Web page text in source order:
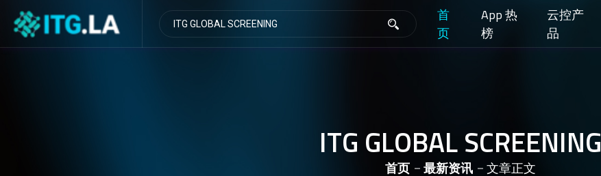
首
页
App 热
榜
云控产
品
ITG GLOBAL SCREENING
首页 最新资讯 文章正文